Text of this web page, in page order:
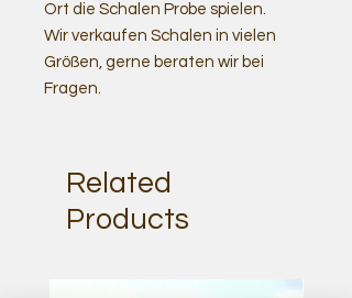
Ort die Schalen Probe spielen.
Wir verkaufen Schalen in vielen
Größen, gerne beraten wir bei
Fragen.
Related
Products